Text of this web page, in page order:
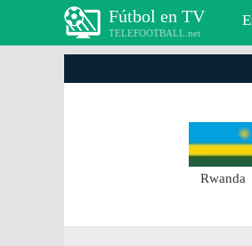
Fútbol en TV
TELEFOOTBALL.net
Rwanda